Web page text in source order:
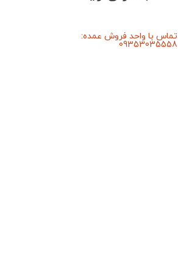
تماس با واحد فروش عمده:
09353035558